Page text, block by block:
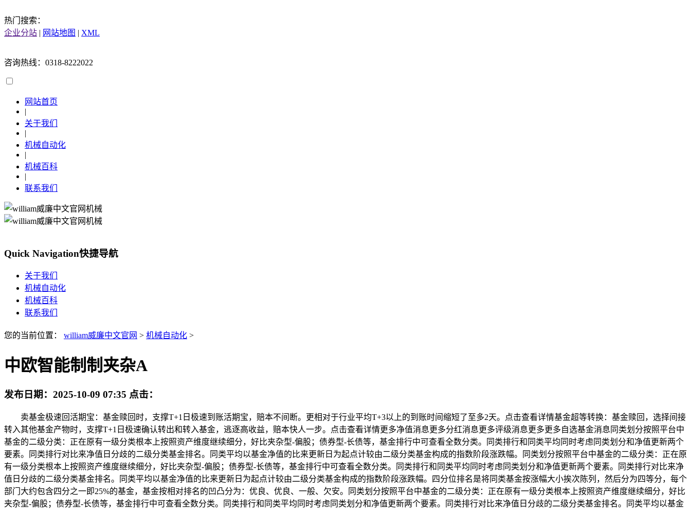
热门搜索：
企业分站 | 网站地图 | XML
咨询热线：0318-8222022
网站首页
|
关于我们
|
机械自动化
|
机械百科
|
联系我们
Quick Navigation快捷导航
关于我们
机械自动化
机械百科
联系我们
您的当前位置： william威廉中文官网 > 机械自动化 >
中欧智能制制夹杂A
发布日期： 2025-10-09 07:35 点击：
卖基金极速回活期宝：基金赎回时，支撑T+1日极速到账活期宝，赔本不间断。更相对于行业平均T+3以上的到账时间缩短了至多2天。点击查看详情基金超等转换：基金赎回，选择间接
转入其他基金产物时，支撑T+1日极速确认转出和转入基金，逃逐高收益，赔本快人一步。点击查看详情更多净值消息更多分红消息更多评级消息更多更多自选基金消息同类划分按照平台中
基金的二级分类：正在原有一级分类根本上按照资产维度继续细分，好比夹杂型-偏股；债券型-长债等，基金排行中可查看全数分类。同类排行和同类平均同时考虑同类划分和净值更新两个
要素。同类排行对比来净值日分歧的二级分类基金排名。同类平均以基金净值的比来更新日为起点计较由二级分类基金构成的指数阶段涨跌幅。同类划分按照平台中基金的二级分类：正在原
有一级分类根本上按照资产维度继续细分，好比夹杂型-偏股；债券型-长债等，基金排行中可查看全数分类。同类排行和同类平均同时考虑同类划分和净值更新两个要素。同类排行对比来净
值日分歧的二级分类基金排名。同类平均以基金净值的比来更新日为起点计较由二级分类基金构成的指数阶段涨跌幅。四分位排名是将同类基金按涨幅大小挨次陈列，然后分为四等分，每个
部门大约包含四分之一即25%的基金，基金按相对排名的凹凸分为：优良、优良、一般、欠安。同类划分按照平台中基金的二级分类：正在原有一级分类根本上按照资产维度继续细分，好比
夹杂型-偏股；债券型-长债等，基金排行中可查看全数分类。同类排行和同类平均同时考虑同类划分和净值更新两个要素。同类排行对比来净值日分歧的二级分类基金排名。同类平均以基金